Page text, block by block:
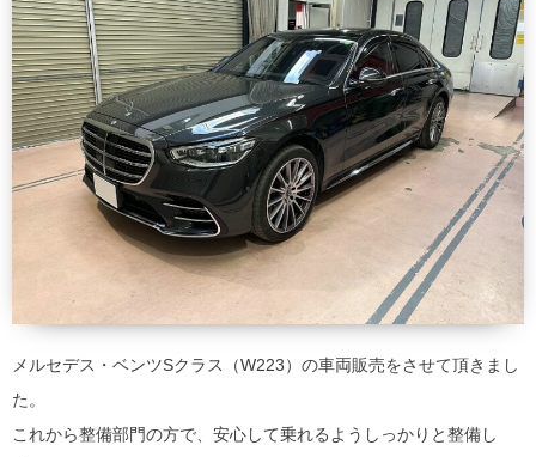
メルセデス・ベンツSクラス（W223）の車両販売をさせて頂きまし
た。
これから整備部門の方で、安心して乗れるようしっかりと整備し